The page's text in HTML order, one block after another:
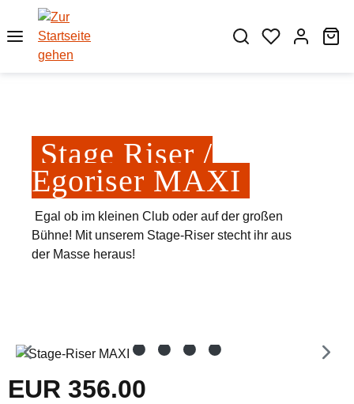
Zum Hauptinhalt springen
Stage Riser /
Egoriser MAXI
Egal ob im kleinen Club oder auf der großen
Bühne! Mit unserem Stage-Riser stecht ihr aus
der Masse heraus!
Bildergalerie überspringen
Regulärer Preis:
EUR 356.00